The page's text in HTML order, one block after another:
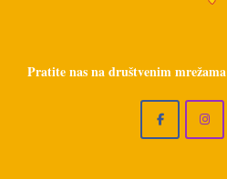
Pratite nas na društvenim mrežama